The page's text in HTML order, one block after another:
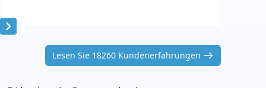
Item
Lesen Sie 18260 Kundenerfahrungen